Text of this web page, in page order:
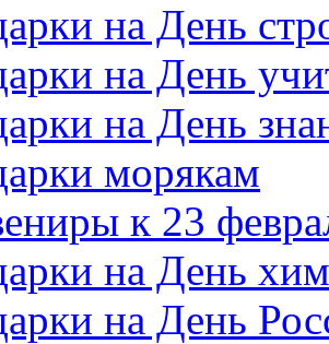
на День
на День
на День
морякам
к 23
на День
на День